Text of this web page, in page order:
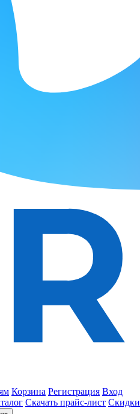
Корзина Регистрация Вход
Скачать прайс-лист Скидки